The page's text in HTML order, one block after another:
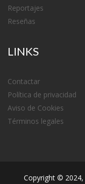
Reportajes
Reseñas
LINKS
Contactar
Política de privacidad
Aviso de Cookies
Términos legales
Copyright © 2024,